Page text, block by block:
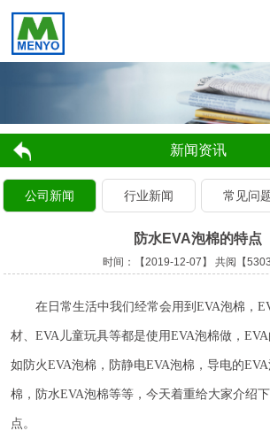
新闻资讯
公司新闻 行业新闻 常见问
防水EVA泡棉的特点
时间：【2019-12-07】 共阅【
在日常生活中我们经常会用到EVA泡棉，
材、EVA儿童玩具等都是使用EVA泡棉做，
如防火EVA泡棉，防静电EVA泡棉，导电的
棉，防水EVA泡棉等等，今天着重给大家介绍
点。